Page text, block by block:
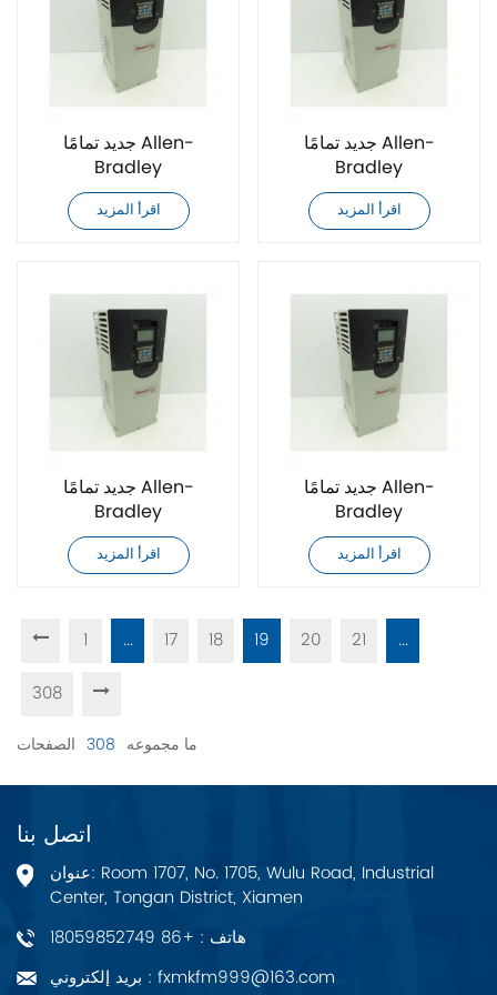
جديد تمامًا Allen-
Bradley
20G11FC022JA0NNNNN
محرك تيار متردد
اقرأ المزيد
جديد تمامًا Allen-
Bradley
20G11FC030AA0NNNNN
محرك تيار متردد
اقرأ المزيد
جديد تمامًا Allen-
Bradley
20G11FC030JA0NNNNN
محرك تيار متردد
اقرأ المزيد
جديد تمامًا Allen-
Bradley
20G11FC037AA0NNNNN
محرك تيار متردد
اقرأ المزيد
1 ... 17 18 19 20 21
...
308
ما مجموعه 308 الصفحات
اتصل بنا
عنوان: Room 1707, No. 1705, Wulu Road, Industrial
Center, Tongan District, Xiamen
هاتف : +86 18059852749
بريد إلكتروني : fxmkfm999@163.com